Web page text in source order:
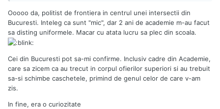
Ooooo da, politist de frontiera in centrul unei intersectii din
Bucuresti. Inteleg ca sunt "mic", dar 2 ani de academie m-au facut
sa disting uniformele. Macar cu atata lucru sa plec din scoala.
Cei din Bucuresti pot sa-mi confirme. Inclusiv cadre din Academie,
care sa zicem ca au trecut in corpul ofierilor superiori si au trebuit
sa-si schimbe caschetele, primind de genul celor de care v-am
zis.
In fine, era o curiozitate